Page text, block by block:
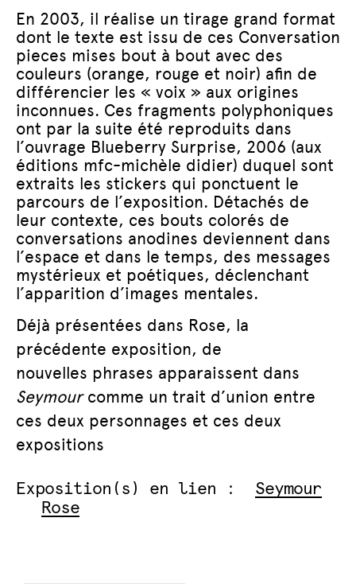
En 2003, il réalise un tirage grand format
dont le texte est issu de ces Conversation
pieces mises bout à bout avec des
couleurs (orange, rouge et noir) afin de
différencier les « voix » aux origines
inconnues. Ces fragments polyphoniques
ont par la suite été reproduits dans
l’ouvrage Blueberry Surprise, 2006 (aux
éditions mfc-michèle didier) duquel sont
extraits les stickers qui ponctuent le
parcours de l’exposition. Détachés de
leur contexte, ces bouts colorés de
conversations anodines deviennent dans
l’espace et dans le temps, des messages
mystérieux et poétiques, déclenchant
l’apparition d’images mentales.
Déjà présentées dans Rose, la
précédente exposition, de
nouvelles phrases apparaissent dans
Seymourcomme un trait d’union entre
ces deux personnages et ces deux
expositions
Exposition(s) en lien :
Seymour
Rose